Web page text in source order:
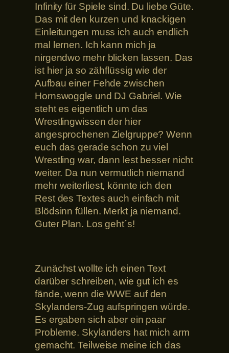
Infinity für Spiele sind. Du liebe Güte.
Das mit den kurzen und knackigen
Einleitungen muss ich auch endlich
mal lernen. Ich kann mich ja
nirgendwo mehr blicken lassen. Das
ist hier ja so zähflüssig wie der
Aufbau einer Fehde zwischen
Hornswoggle und DJ Gabriel. Wie
steht es eigentlich um das
Wrestlingwissen der hier
angesprochenen Zielgruppe? Wenn
euch das gerade schon zu viel
Wrestling war, dann lest besser nicht
weiter. Da nun vermutlich niemand
mehr weiterliest, könnte ich den
Rest des Textes auch einfach mit
Blödsinn füllen. Merkt ja niemand.
Guter Plan. Los geht´s!
Zunächst wollte ich einen Text
darüber schreiben, wie gut ich es
fände, wenn die WWE auf den
Skylanders-Zug aufspringen würde.
Es ergaben sich aber ein paar
Probleme. Skylanders hat mich arm
gemacht. Teilweise meine ich das